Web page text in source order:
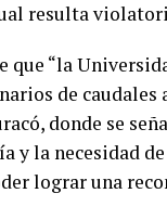
resulta
que “la
de
donde se
y la necesidad
lograr una